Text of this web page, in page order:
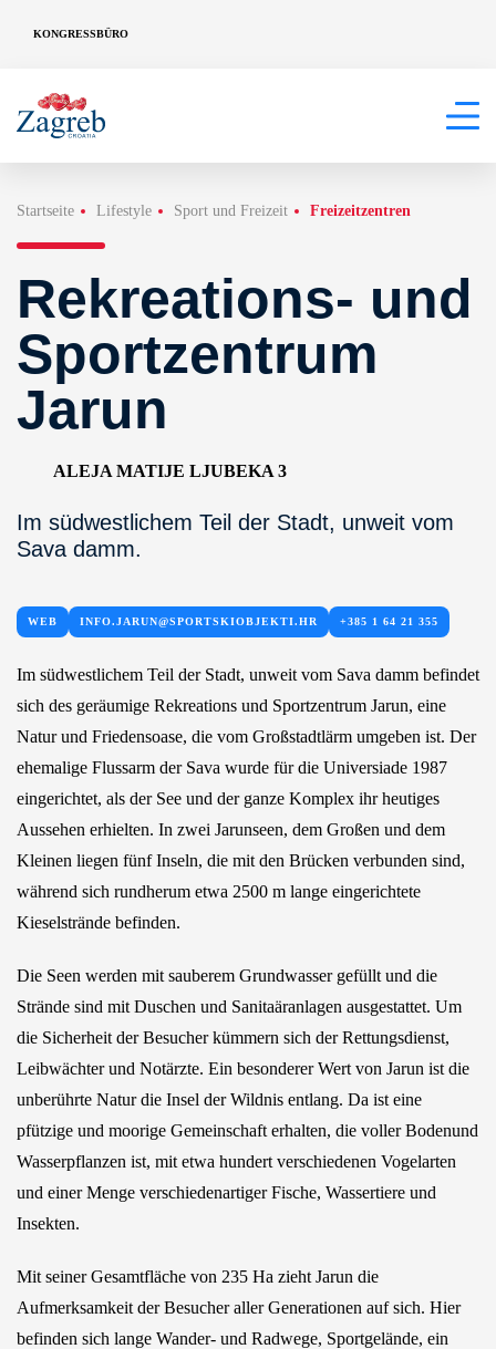
KONGRESSBÜRO
Startseite Lifestyle Sport und Freizeit Freizeitzentren
Rekreations- und
Sportzentrum
Jarun
ALEJA MATIJE LJUBEKA 3
Im südwestlichem Teil der Stadt, unweit vom
Sava damm.
WEB INFO.JARUN@SPORTSKIOBJEKTI.HR +385 1 64 21 355
Im südwestlichem Teil der Stadt, unweit vom Sava damm befindet
sich des geräumige Rekreations und Sportzentrum Jarun, eine
Natur und Friedensoase, die vom Großstadtlärm umgeben ist. Der
ehemalige Flussarm der Sava wurde für die Universiade 1987
eingerichtet, als der See und der ganze Komplex ihr heutiges
Aussehen erhielten. In zwei Jarunseen, dem Großen und dem
Kleinen liegen fünf Inseln, die mit den Brücken verbunden sind,
während sich rundherum etwa 2500 m lange eingerichtete
Kieselstrände befinden.
Die Seen werden mit sauberem Grundwasser gefüllt und die
Strände sind mit Duschen und Sanitaäranlagen ausgestattet. Um
die Sicherheit der Besucher kümmern sich der Rettungsdienst,
Leibwächter und Notärzte. Ein besonderer Wert von Jarun ist die
unberührte Natur die Insel der Wildnis entlang. Da ist eine
pfützige und moorige Gemeinschaft erhalten, die voller Bodenund
Wasserpflanzen ist, mit etwa hundert verschiedenen Vogelarten
und einer Menge verschiedenartiger Fische, Wassertiere und
Insekten.
Mit seiner Gesamtfläche von 235 Ha zieht Jarun die
Aufmerksamkeit der Besucher aller Generationen auf sich. Hier
befinden sich lange Wander- und Radwege, Sportgelände, ein